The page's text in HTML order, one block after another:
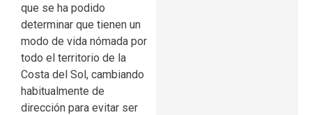
que se ha podido
determinar que tienen un
modo de vida nómada por
todo el territorio de la
Costa del Sol, cambiando
habitualmente de
dirección para evitar ser